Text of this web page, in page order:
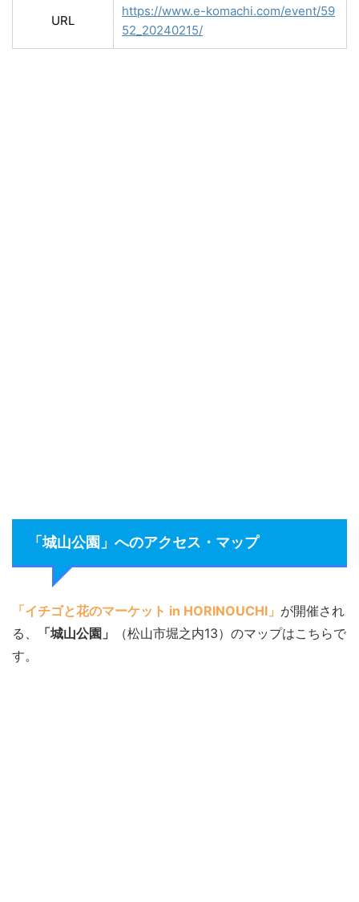
URL
https://www.e-komachi.com/event/59
52_20240215/
「城山公園」へのアクセス・マップ
「イチゴと花のマーケット in HORINOUCHI」 が開催され
る、
「城山公園」
（松山市堀之内13）のマップはこちらで
す。